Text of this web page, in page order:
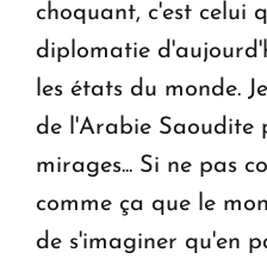
choquant, c'est celui
diplomatie
les états du monde.
de l'Arabie Saoudite
mirages... Si ne pas
comme ça que le
de s'imaginer qu'en